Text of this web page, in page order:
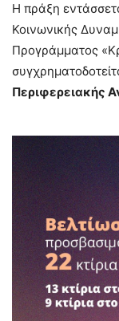
Η πράξη
Κοινωνικής
Προγράμματος
Περιφερειακής